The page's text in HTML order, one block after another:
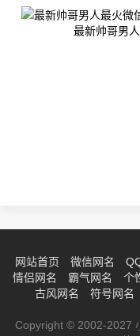
最新帅哥男
网站首页 微信网名
情侣网名
霸气网名 个
古风网名
符号网名
Copyright © 2002-2027